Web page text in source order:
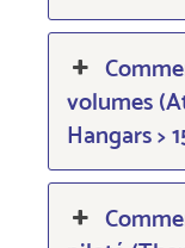
volumes
Hangars >